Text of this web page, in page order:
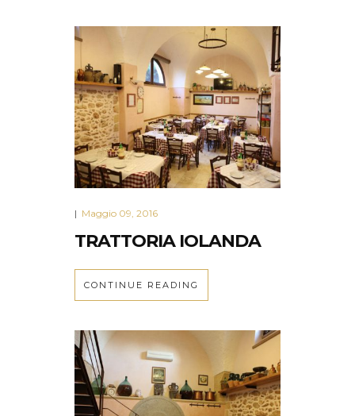
| Maggio 09, 2016
TRATTORIA IOLANDA
CONTINUE READING